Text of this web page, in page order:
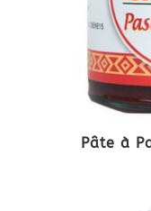
Pâte à